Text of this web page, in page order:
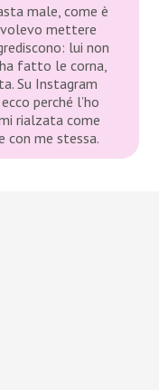
male, come è
volevo mettere
lui non
fatto le corna,
Su Instagram
perché l’ho
rialzata come
con me stessa.